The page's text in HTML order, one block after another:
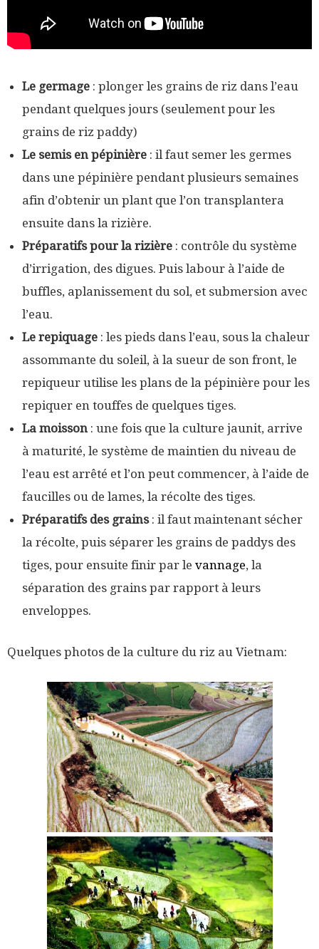
Le germage : plonger les grains de riz dans l’eau
pendant quelques jours (seulement pour les
grains de riz paddy)
Le semis en pépinière : il faut semer les germes
dans une pépinière pendant plusieurs semaines
afin d’obtenir un plant que l’on transplantera
ensuite dans la rizière.
Préparatifs pour la rizière : contrôle du système
d’irrigation, des digues. Puis labour à l’aide de
buffles, aplanissement du sol, et submersion avec
l’eau.
Le repiquage : les pieds dans l’eau, sous la chaleur
assommante du soleil, à la sueur de son front, le
repiqueur utilise les plans de la pépinière pour les
repiquer en touffes de quelques tiges.
La moisson : une fois que la culture jaunit, arrive
à maturité, le système de maintien du niveau de
l’eau est arrêté et l’on peut commencer, à l’aide de
faucilles ou de lames, la récolte des tiges.
Préparatifs des grains : il faut maintenant sécher
la récolte, puis séparer les grains de paddys des
tiges, pour ensuite finir par le vannage, la
séparation des grains par rapport à leurs
enveloppes.
Quelques photos de la culture du riz au Vietnam: